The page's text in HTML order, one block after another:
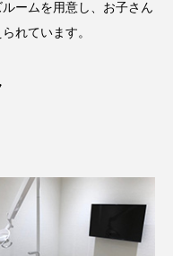
ームを用意し、お子さん
れています。